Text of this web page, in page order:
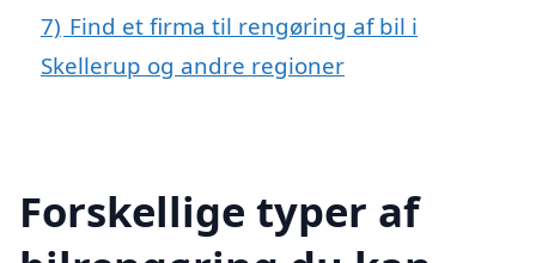
7) Find et firma til rengøring af bil i
Skellerup og andre regioner
Forskellige typer af